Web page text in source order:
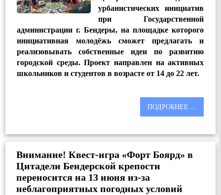
урбанистических инициатив
при Государственной
администрации г. Бендеры, на площадке которого
инициативная молодёжь сможет предлагать и
реализовывать собственные идеи по развитию
городской среды. Проект направлен на активных
школьников и студентов в возрасте от 14 до 22 лет.
ПОДРОБНЕЕ ...
Внимание! Квест-игра «Форт Боярд» в
Цитадели Бендерской крепости
переносится на 13 июня из-за
неблагоприятных погодных условий